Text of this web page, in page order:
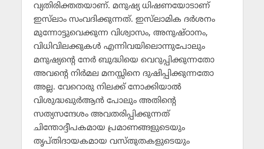
വ്യതിരിക്തതയാണ്. മനുഷ്യ ധിഷണയോടാണ്
ഇസ്‌ലാം സംവദിക്കുന്നത്. ഇസ്‌ലാമിക ദര്‍ശനം
മുന്നോട്ടുവെക്കുന്ന വിശ്വാസം, അനുഷ്ഠാനം,
വിധിവിലക്കുകള്‍ എന്നിവയിലൊന്നുപോലും
മനുഷ്യന്റെ നേര്‍ ബുദ്ധിയെ വെറുപ്പിക്കുന്നതോ
അവന്റെ നിര്‍മല മനസ്സിനെ ദുഷിപ്പിക്കുന്നതോ
അല്ല. വേറൊരു നിലക്ക് നോക്കിയാല്‍
വിശുദ്ധഖുര്‍ആന്‍ പോലും അതിന്റെ
സത്യസന്ദേശം അവതരിപ്പിക്കുന്നത്
ചിന്തോദ്ദീപകമായ പ്രമാണങ്ങളുടെയും
തൃപ്തിദായകമായ വസ്തുതകളുടെയും